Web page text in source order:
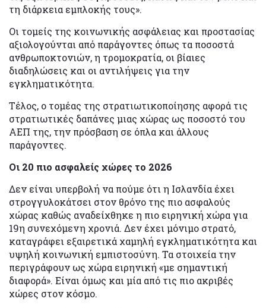
τη διάρκεια εμπλοκής τους».
Οι τομείς της κοινωνικής ασφάλειας και προστασίας
αξιολογούνται από παράγοντες όπως τα ποσοστά
ανθρωποκτονιών, η τρομοκρατία, οι βίαιες
διαδηλώσεις και οι αντιλήψεις για την
εγκληματικότητα.
Τέλος, ο τομέας της στρατιωτικοποίησης αφορά τις
στρατιωτικές δαπάνες μιας χώρας ως ποσοστό του
ΑΕΠ της, την πρόσβαση σε όπλα και άλλους
παράγοντες.
Οι 20 πιο ασφαλείς χώρες το 2026
Δεν είναι υπερβολή να πούμε ότι η Ισλανδία έχει
στρογγυλοκάτσει στον θρόνο της πιο ασφαλούς
χώρας καθώς αναδείχθηκε η πιο ειρηνική χώρα για
19η συνεχόμενη χρονιά. Δεν έχει μόνιμο στρατό,
καταγράφει εξαιρετικά χαμηλή εγκληματικότητα και
υψηλή κοινωνική εμπιστοσύνη. Τα στοιχεία την
περιγράφουν ως χώρα ειρηνική «με σημαντική
διαφορά». Είναι όμως και μία από τις πιο ακριβές
χώρες στον κόσμο.